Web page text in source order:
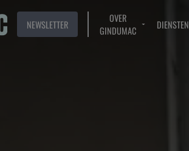
NEWSLETTER
OVER
GINDUMAC
DIENSTEN